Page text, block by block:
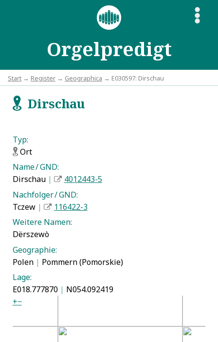
Orgelpredigt
S
Start → Register → Geographica → E030597: Dirschau
fDirschau
Typ:
fOrt
Name / GND:
Dirschau |
4012443-5
Nachfolger / GND:
Tczew |
116422-3
Weitere Namen:
Dërszewò
Geographie:
Polen | Pommern (Pomorskie)
Lage:
E018.777870 | N054.092419
+−